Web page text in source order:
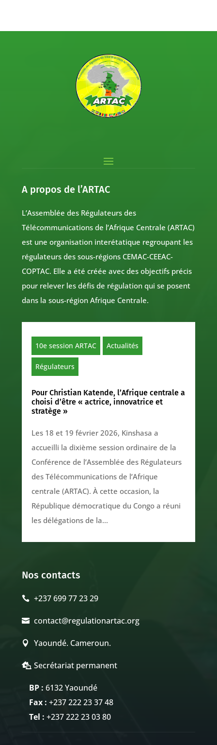
A propos de l’ARTAC
L’Assemblée des Régulateurs des
Télécommunications de l’Afrique Centrale (ARTAC)
est une organisation interétatique regroupant les
régulateurs des sous-régions CEMAC-CEEAC-
COPTAC. Elle a été créée avec des objectifs précis
pour relever les défis de régulation qui se posent
dans la sous-région Afrique Centrale.
10e session ARTAC Actualités
Régulateurs
Pour Christian Katende, l’Afrique centrale a
choisi d’être « actrice, innovatrice et
stratège »
Les 18 et 19 février 2026, Kinshasa a
accueilli la dixième session ordinaire de la
Conférence de l’Assemblée des Régulateurs
des Télécommunications de l’Afrique
centrale (ARTAC). À cette occasion, la
République démocratique du Congo a réuni
les délégations de la...
Nos contacts
 +237 699 77 23 29
 contact@regulationartac.org
 Yaoundé. Cameroun.
 Secrétariat permanent
BP : 6132 Yaoundé
Fax : +237 222 23 37 48
Tel : +237 222 23 03 80